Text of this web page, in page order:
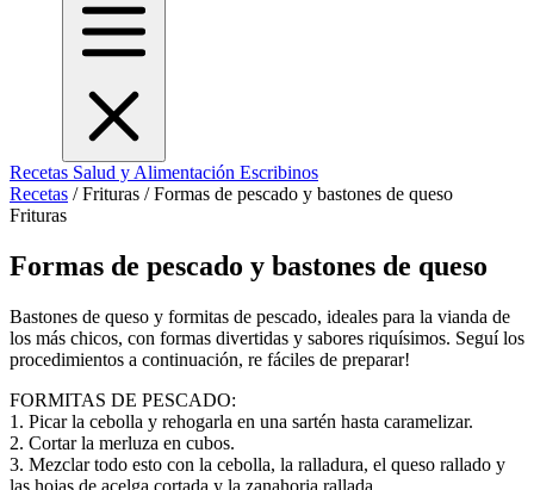
Recetas Salud y Alimentación Escribinos
Recetas / Frituras / Formas de pescado y bastones de queso
Frituras
Formas de pescado y bastones de queso
Bastones de queso y formitas de pescado, ideales para la vianda de
los más chicos, con formas divertidas y sabores riquísimos. Seguí los
procedimientos a continuación, re fáciles de preparar!
FORMITAS DE PESCADO:
1. Picar la cebolla y rehogarla en una sartén hasta caramelizar.
2. Cortar la merluza en cubos.
3. Mezclar todo esto con la cebolla, la ralladura, el queso rallado y
las hojas de acelga cortada y la zanahoria rallada.